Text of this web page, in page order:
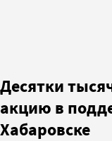
Десятки
акцию в
Хабаровске